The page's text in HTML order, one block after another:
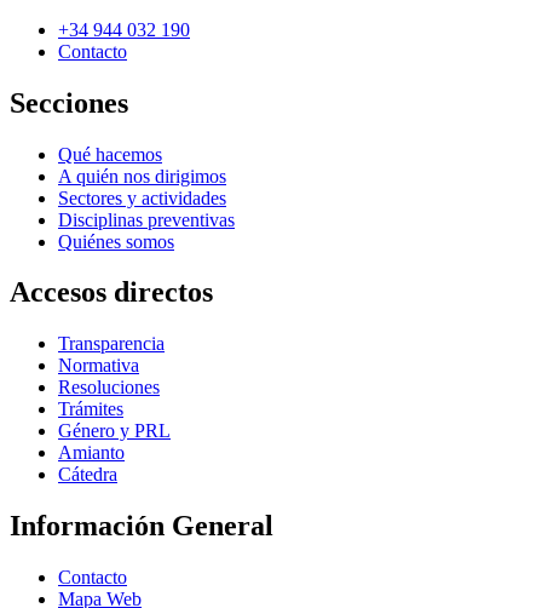
+34 944 032 190
Contacto
Secciones
Qué hacemos
A quién nos dirigimos
Sectores y actividades
Disciplinas preventivas
Quiénes somos
Accesos directos
Transparencia
Normativa
Resoluciones
Trámites
Género y PRL
Amianto
Cátedra
Información General
Contacto
Mapa Web